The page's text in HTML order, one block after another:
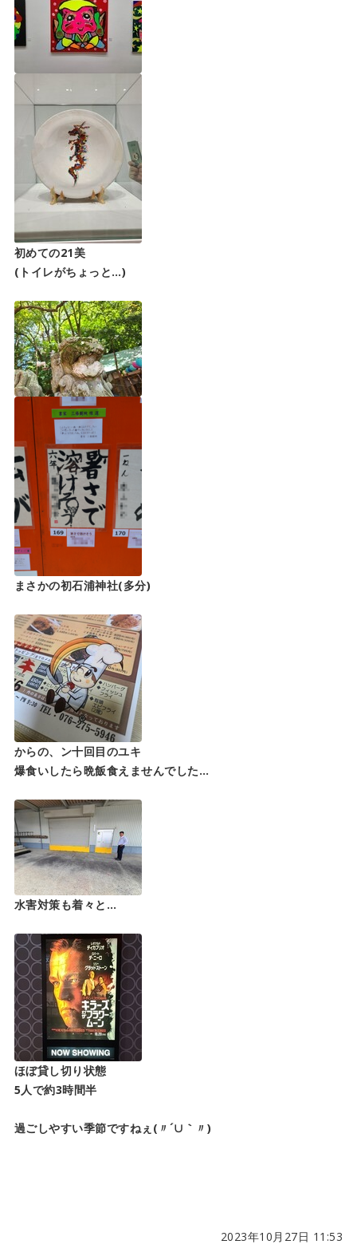
初めての21美
(トイレがちょっと…)
まさかの初石浦神社(多分)
からの、ン十回目のユキ
爆食いしたら晩飯食えませんでした…
水害対策も着々と…
ほぼ貸し切り状態
5人で約3時間半
過ごしやすい季節ですねぇ(〃´∪｀〃)
2023年10月27日 11:53